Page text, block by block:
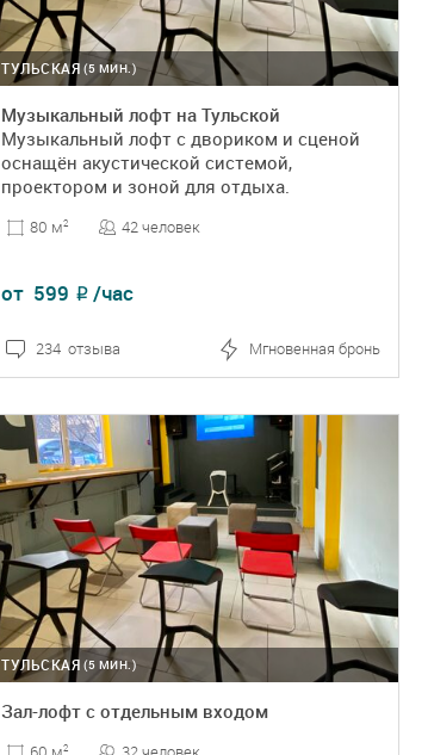
(5 МИН.)
ТУЛЬСКАЯ
Музыкальный лофт на Тульской
Музыкальный лофт с двориком и сценой
оснащён акустической системой,
проектором и зоной для отдыха.
80 м2 42 человек
от 599 ₽ /час
234 отзыва Мгновенная бронь
(5 МИН.)
ТУЛЬСКАЯ
Зал-лофт с отдельным входом
2